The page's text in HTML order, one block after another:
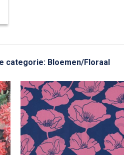
categorie: Bloemen/Floraal